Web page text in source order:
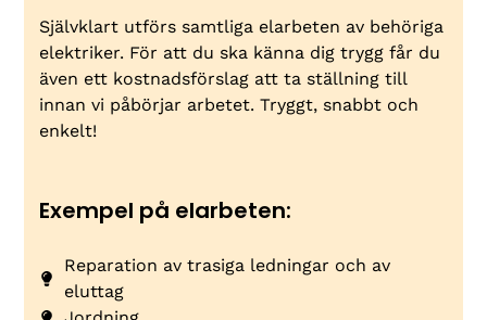
Självklart utförs samtliga elarbeten av behöriga
elektriker. För att du ska känna dig trygg får du
även ett kostnadsförslag att ta ställning till
innan vi påbörjar arbetet. Tryggt, snabbt och
enkelt!
Exempel på elarbeten:
Reparation av trasiga ledningar och av
eluttag